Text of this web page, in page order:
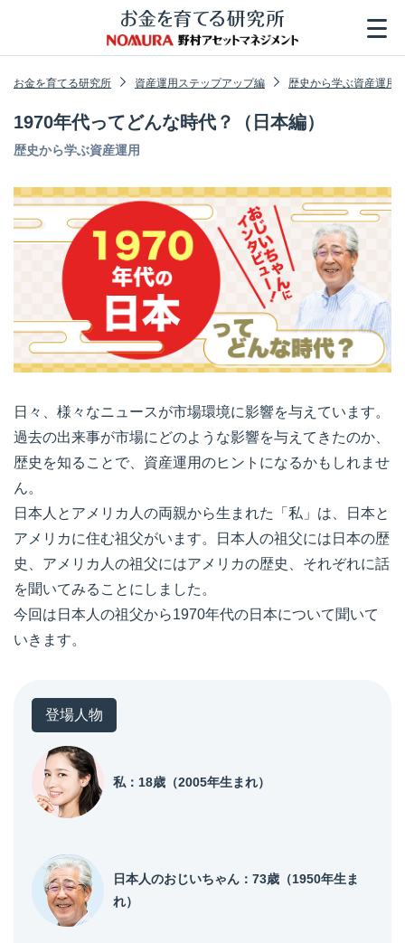
お金を育てる研究所 資産運用ステップアップ編 歴史から学ぶ資産運用
1970年代ってどんな時代？（日本編）
歴史から学ぶ資産運用
日々、様々なニュースが市場環境に影響を与えています。
過去の出来事が市場にどのような影響を与えてきたのか、
歴史を知ることで、資産運用のヒントになるかもしれませ
ん。
日本人とアメリカ人の両親から生まれた「私」は、日本と
アメリカに住む祖父がいます。日本人の祖父には日本の歴
史、アメリカ人の祖父にはアメリカの歴史、それぞれに話
を聞いてみることにしました。
今回は日本人の祖父から1970年代の日本について聞いて
いきます。
登場人物
私：18歳（2005年生まれ）
日本人のおじいちゃん：73歳（1950年生ま
れ）